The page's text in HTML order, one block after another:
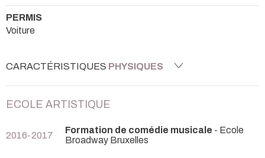
PERMIS
Voiture
CARACTÉRISTIQUES PHYSIQUES
ECOLE ARTISTIQUE
2016-2017 Formation de comédie musicale - Ecole
Broadway Bruxelles